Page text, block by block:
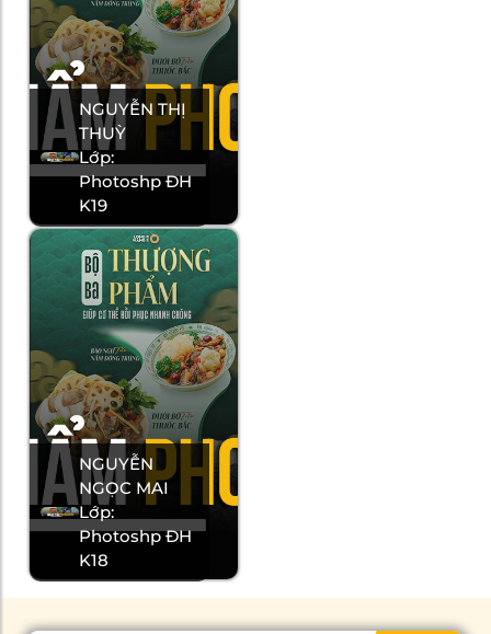
NGUYỄN THỊ
THUỲ
Lớp:
Photoshp ĐH
K19
NGUYỄN
NGỌC MAI
Lớp:
Photoshp ĐH
K18